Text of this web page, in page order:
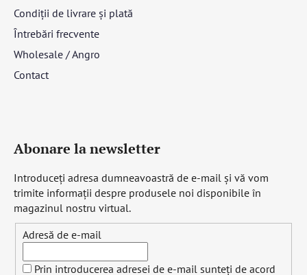
Condiții de livrare și plată
Întrebări frecvente
Wholesale / Angro
Contact
Abonare la newsletter
Introduceţi adresa dumneavoastră de e-mail şi vă vom
trimite informaţii despre produsele noi disponibile în
magazinul nostru virtual.
Adresă de e-mail
Prin introducerea adresei de e-mail sunteți de acord